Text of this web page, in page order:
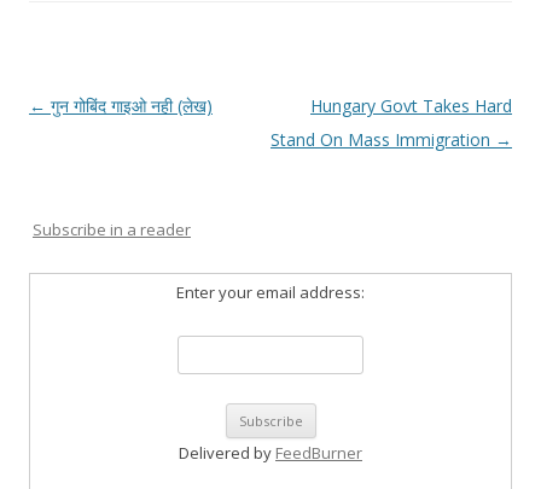
Post
← गुन गोबिंद गाइओ नही (लेख)
Hungary Govt Takes Hard
Stand On Mass Immigration →
Subscribe in a reader
Enter your email address:
Delivered by FeedBurner